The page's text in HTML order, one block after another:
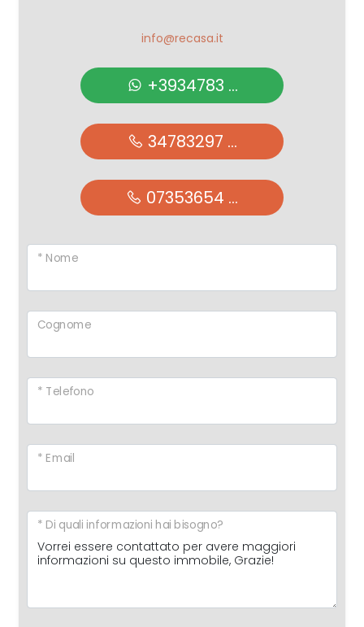
info@recasa.it
+3934783 ...
34783297 ...
07353654 ...
* Nome
Cognome
* Telefono
* Email
* Di quali informazioni hai bisogno?